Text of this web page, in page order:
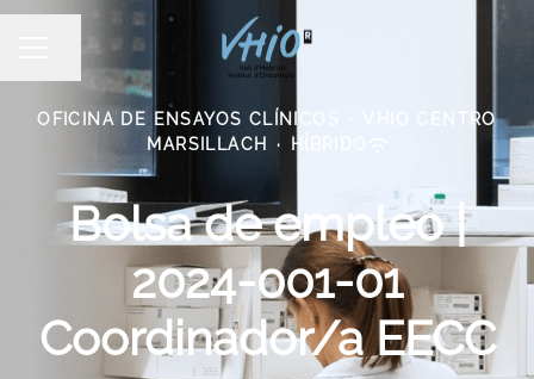
MENÚ DE EMPLEO
Compartir página
OFICINA DE ENSAYOS CLÍNICOS
VHIO CENTRO
MARSILLACH
· HÍBRIDO
Bolsa de empleo |
2024-001-01
Coordinador/a EECC